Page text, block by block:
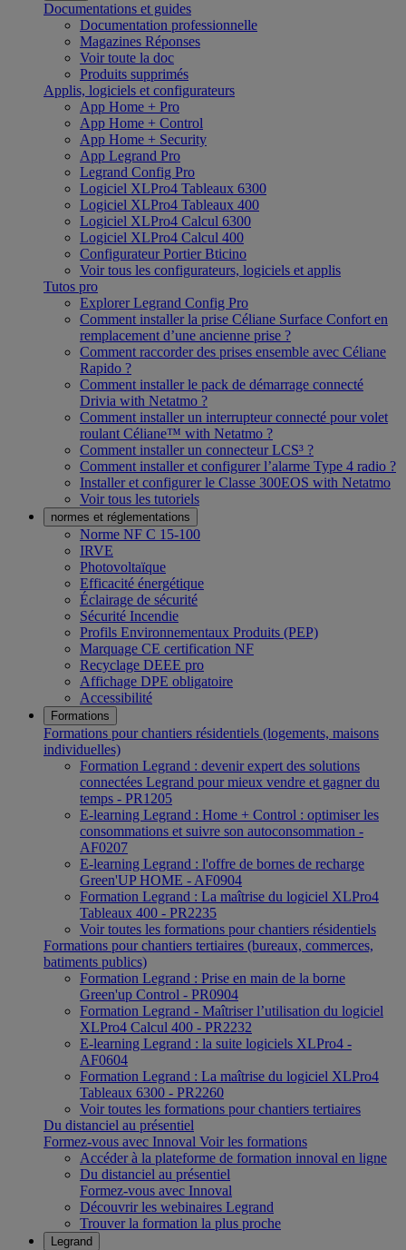
Documentations et guides
Documentation professionnelle
Magazines Réponses
Voir toute la doc
Produits supprimés
Applis, logiciels et configurateurs
App Home + Pro
App Home + Control
App Home + Security
App Legrand Pro
Legrand Config Pro
Logiciel XLPro4 Tableaux 6300
Logiciel XLPro4 Tableaux 400
Logiciel XLPro4 Calcul 6300
Logiciel XLPro4 Calcul 400
Configurateur Portier Bticino
Voir tous les configurateurs, logiciels et applis
Tutos pro
Explorer Legrand Config Pro
Comment installer la prise Céliane Surface Confort en
remplacement d’une ancienne prise ?
Comment raccorder des prises ensemble avec Céliane
Rapido ?
Comment installer le pack de démarrage connecté
Drivia with Netatmo ?
Comment installer un interrupteur connecté pour volet
roulant Céliane™ with Netatmo ?
Comment installer un connecteur LCS³ ?
Comment installer et configurer l’alarme Type 4 radio ?
Installer et configurer le Classe 300EOS with Netatmo
Voir tous les tutoriels
normes et réglementations
Norme NF C 15-100
IRVE
Photovoltaïque
Efficacité énergétique
Éclairage de sécurité
Sécurité Incendie
Profils Environnementaux Produits (PEP)
Marquage CE certification NF
Recyclage DEEE pro
Affichage DPE obligatoire
Accessibilité
Formations
Formations pour chantiers résidentiels (logements, maisons
individuelles)
Formation Legrand : devenir expert des solutions
connectées Legrand pour mieux vendre et gagner du
temps - PR1205
E-learning Legrand : Home + Control : optimiser les
consommations et suivre son autoconsommation -
AF0207
E-learning Legrand : l'offre de bornes de recharge
Green'UP HOME - AF0904
Formation Legrand : La maîtrise du logiciel XLPro4
Tableaux 400 - PR2235
Voir toutes les formations pour chantiers résidentiels
Formations pour chantiers tertiaires (bureaux, commerces,
batiments publics)
Formation Legrand : Prise en main de la borne
Green'up Control - PR0904
Formation Legrand - Maîtriser l’utilisation du logiciel
XLPro4 Calcul 400 - PR2232
E-learning Legrand : la suite logiciels XLPro4 -
AF0604
Formation Legrand : La maîtrise du logiciel XLPro4
Tableaux 6300 - PR2260
Voir toutes les formations pour chantiers tertiaires
Du distanciel au présentiel
Formez-vous avec Innoval Voir les formations
Accéder à la plateforme de formation innoval en ligne
Du distanciel au présentiel
Formez-vous avec Innoval
Découvrir les webinaires Legrand
Trouver la formation la plus proche
Legrand